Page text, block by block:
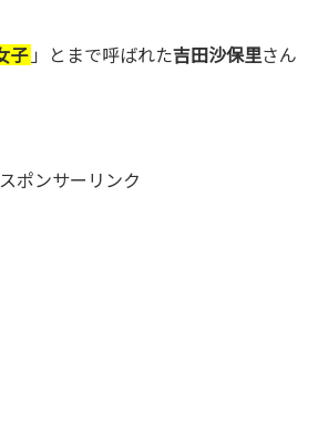
子 」とまで呼ばれた吉田沙保里さん
スポンサーリンク